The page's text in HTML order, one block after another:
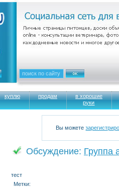
куплю продам
в хорошие
руки
Вы можете
Обсуждение: Группа
тест
Метки: